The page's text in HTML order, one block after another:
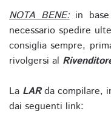
NOTA BENE:in
necessario spedire
consiglia sempre,
rivolgersi al
La LARda compilare,
dai seguenti link: